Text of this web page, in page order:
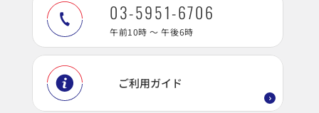
03-5951-6706
午前10時 ～ 午後6時
ご利用ガイド